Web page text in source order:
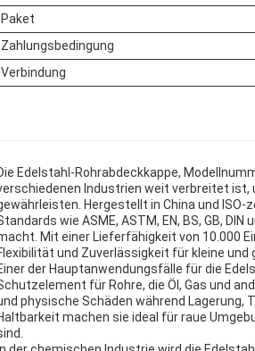
Paket
Zahlungsbedingung
Verbindung
Edelstahl-Rohrabdeckkappe,
Industrien weit verbreitet ist,
Hergestellt in China und
wie ASME, ASTM, EN, BS, GB,
Mit einer Lieferfähigkeit von 10.000
und Zuverlässigkeit für kleine und
der Hauptanwendungsfälle für die
für Rohre, die Öl, Gas und
physische Schäden während
machen sie ideal für raue